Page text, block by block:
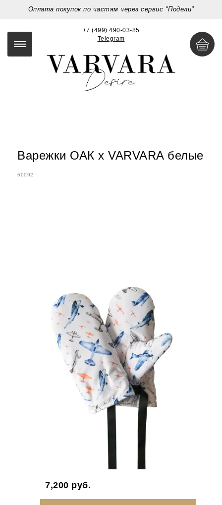
Оплата покупок по частям через сервис "Подели"
+7 (499) 490-03-85
Telegram
Варежки ОАК x VARVARA белые
60092
7,200 руб.